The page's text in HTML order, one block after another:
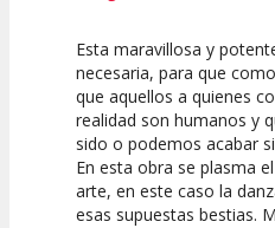
10
Calidad del
Espectáculo
10
Puesta en
Escena
Esta maravillosa y
necesaria, para que
que aquellos a quienes
realidad son humanos y
sido o podemos acabar
En esta obra se plasma
arte, en este caso la
esas supuestas bestias.